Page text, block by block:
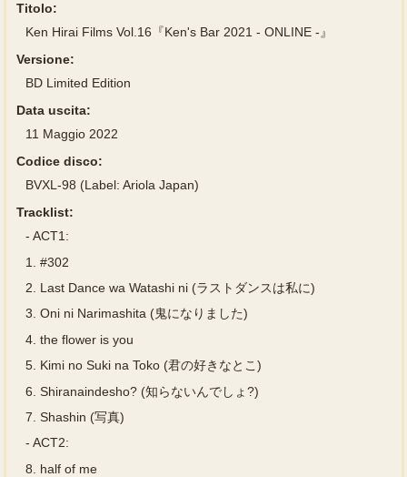
Titolo:
Ken Hirai Films Vol.16『Ken's Bar 2021 - ONLINE -』
Versione:
BD Limited Edition
Data uscita:
11 Maggio 2022
Codice disco:
BVXL-98 (Label: Ariola Japan)
Tracklist:
- ACT1:
1.
#302
2.
Last Dance wa Watashi ni (ラストダンスは私に)
3. Oni ni Narimashita (鬼になりました)
4. the flower is you
5. Kimi no Suki na Toko (君の好きなとこ)
6. Shiranaindesho? (知らないんでしょ?)
7. Shashin (写真)
- ACT2:
8.
half of me